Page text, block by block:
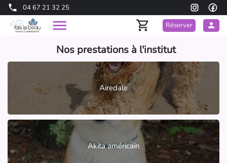
04 67 21 32 25
Réserver
Nos prestations à l'institut
Airedale
Akita américain